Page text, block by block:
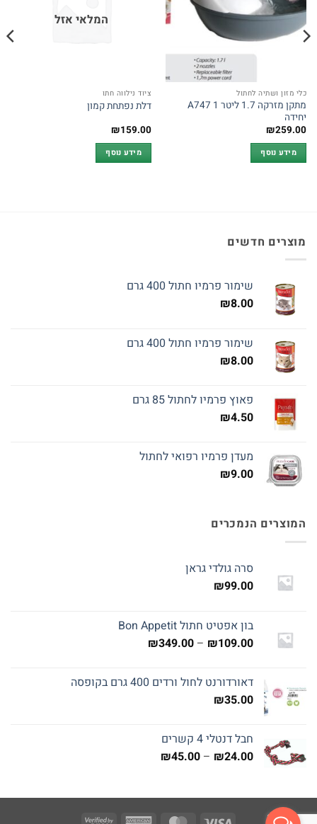
כלי מזון ושתיה לחתול
מתקן מזרקה 1.7 ליטר A747 1
יחידה
₪259.00
מידע נוסף
המלאי אזל
ציוד נילווה חתו
דלת נפתחת קמון
₪159.00
מידע נוסף
מוצרים חדשים
שימור פרמיו חתול 400 גרם
₪8.00
שימור פרמיו חתול 400 גרם
₪8.00
פאוץ פרמיו לחתול 85 גרם
₪4.50
מעדן פרמיו רפואי לחתול
₪9.00
המוצרים הנמכרים
סרה גולדי גראן
₪99.00
בון אפטיט חתול Bon Appetit
₪109.00
–
₪349.00
עד דאורדורנט לחול ורדים 400 גרם בקופסה
₪35.00
חבל דנטלי 4 קשרים
₪24.00
–
₪45.00
עד